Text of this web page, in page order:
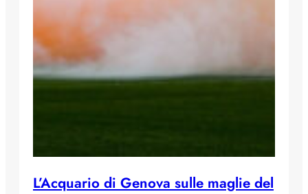
L’Acquario di Genova sulle maglie del